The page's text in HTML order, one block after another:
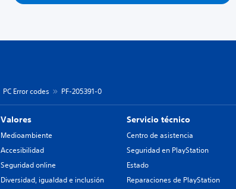
PC Error codes PF-205391-0
Valores
Medioambiente
Accesibilidad
Seguridad online
Diversidad, igualdad e inclusión
Servicio técnico
Centro de asistencia
Seguridad en PlayStation
Estado
Reparaciones de PlayStation